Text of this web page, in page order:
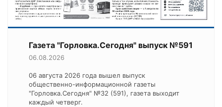
Газета "Горловка.Сегодня" выпуск №591
06.08.2026
06 августа 2026 года вышел выпуск
общественно-информационной газеты
"Горловка.Сегодня" №32 (591), газета выходит
каждый четверг.